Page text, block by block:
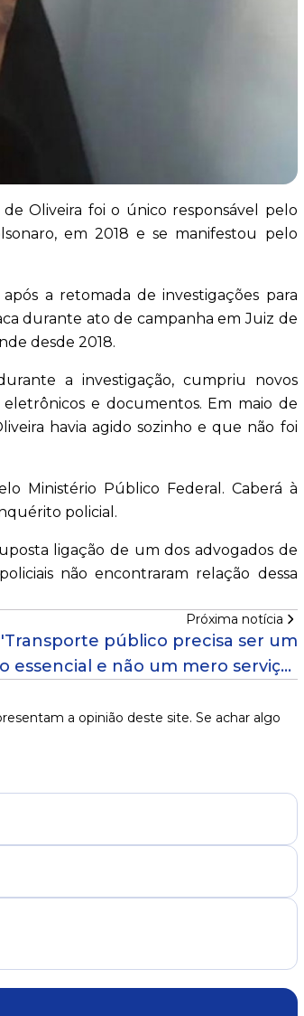
Oliveira foi o único responsável pelo
em 2018 e se manifestou pelo
a retomada de investigações para
durante ato de campanha em Juiz de
desde 2018.
a investigação, cumpriu novos
e documentos. Em maio de
havia agido sozinho e que não foi
Ministério Público Federal. Caberá à
policial.
ligação de um dos advogados de
não encontraram relação dessa
Próxima notícia
público precisa ser um
essencial e não um mero serviço',
a opinião deste site. Se achar algo